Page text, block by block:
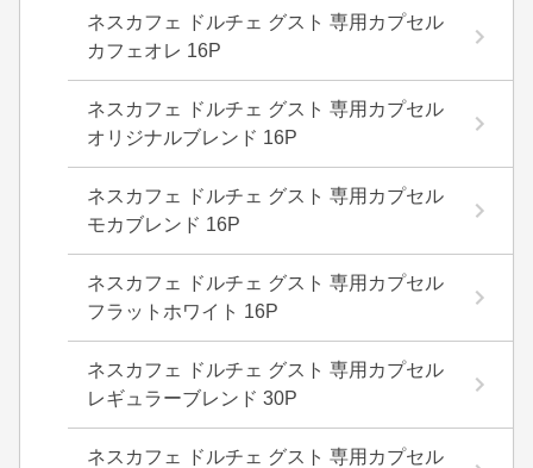
ネスカフェ ドルチェ グスト 専用カプセル
カフェオレ 16P
ネスカフェ ドルチェ グスト 専用カプセル
オリジナルブレンド 16P
ネスカフェ ドルチェ グスト 専用カプセル
モカブレンド 16P
ネスカフェ ドルチェ グスト 専用カプセル
フラットホワイト 16P
ネスカフェ ドルチェ グスト 専用カプセル
レギュラーブレンド 30P
ネスカフェ ドルチェ グスト 専用カプセル